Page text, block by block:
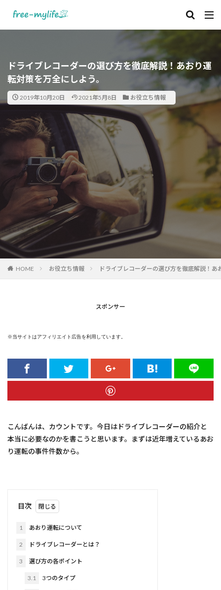
ドライブレコーダーの選び方を徹底解説！あおり運
転対策を万全にしよう。
2019年10月20日 2021年5月8日 お役立ち情報
HOME お役立ち情報 ドライブレコーダーの選び方を徹底解説！あ
スポンサー
※当サイトはアフィリエイト広告を利用しています。
こんばんは、カウントです。今日はドライブレコーダーの紹介と
本当に必要なのかを書こうと思います。まずは近年増えているあお
り運転の事件件数から。
目次
1 あおり運転について
2 ドライブレコーダーとは？
3 選び方の各ポイント
3.1 3つのタイプ